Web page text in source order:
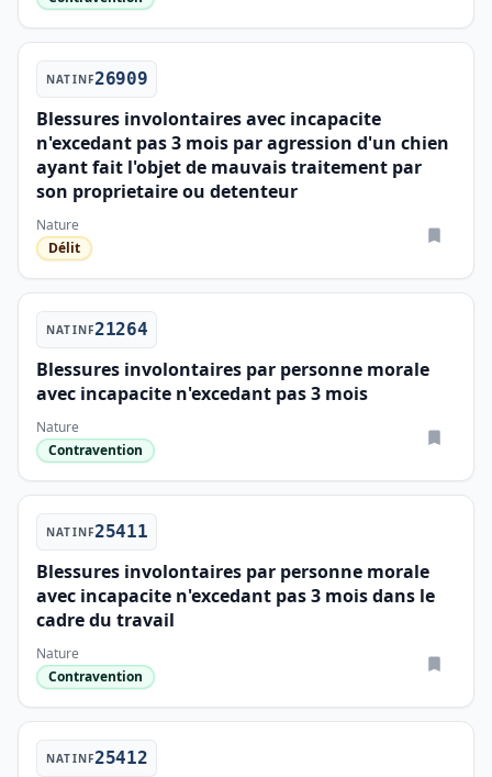
NATINF26909
Blessures involontaires avec incapacite
n'excedant pas 3 mois par agression d'un chien
ayant fait l'objet de mauvais traitement par
son proprietaire ou detenteur
Nature
Délit
NATINF21264
Blessures involontaires par personne morale
avec incapacite n'excedant pas 3 mois
Nature
Contravention
NATINF25411
Blessures involontaires par personne morale
avec incapacite n'excedant pas 3 mois dans le
cadre du travail
Nature
Contravention
NATINF25412